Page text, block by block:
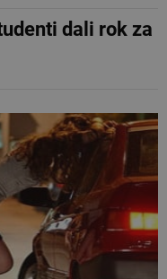
dali rok za